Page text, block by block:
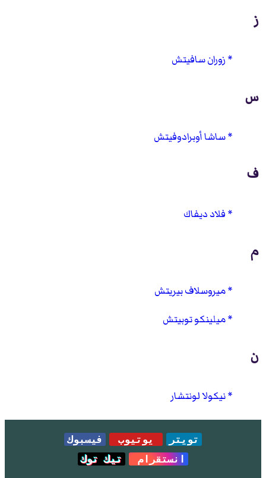
ز
زوران سافيتش
س
ساشا أوبرادوفيتش
ف
فلاد ديفاك
م
ميروسلاف بيريتش
ميلينكو توبيتش
ن
نيكولا لونتشار
تويتر يوتيوب
فيسبوك
انستقرام
تيك توك